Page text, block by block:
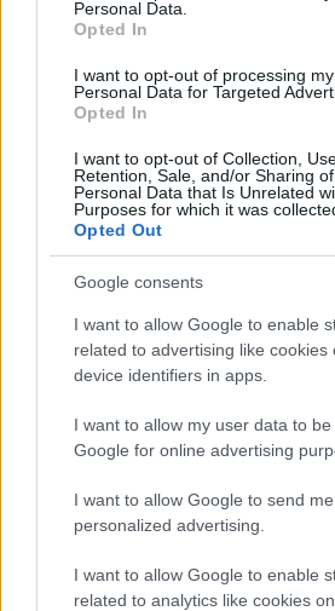
Personal Data.
Opted In
I want to opt-out of processing my
Personal Data for Targeted
Opted In
I want to opt-out of Collection,
Retention, Sale, and/or Sharing
Personal Data that Is Unrelated
Purposes for which it was
Opted Out
Google consents
I want to allow Google to enable
related to advertising like cookies
device identifiers in apps.
I want to allow my user data to
Google for online advertising
I want to allow Google to send me
personalized advertising.
I want to allow Google to enable
related to analytics like cookies
Az évezredek során az emberek
megőrzésére. Egyes helyeken a ...
Kémek harca
magyar állambiztonság
Vittorio Brambilla• 2017. március 01.